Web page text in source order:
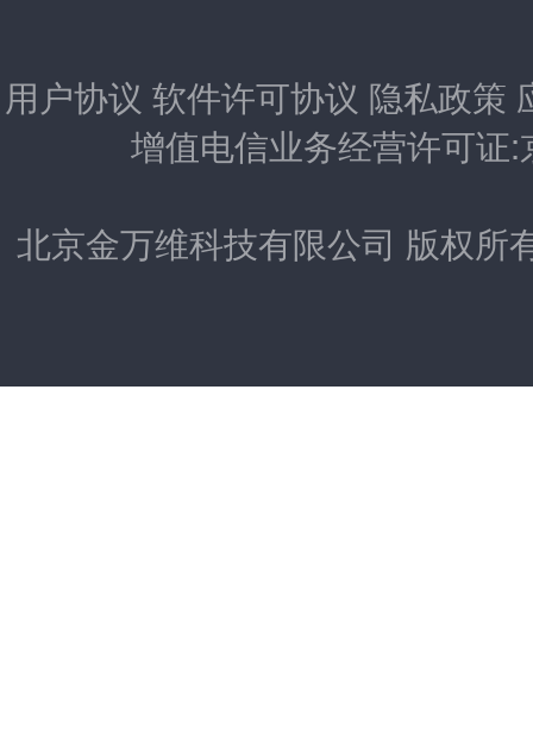
用户协议 软件许可协议 隐私政策
增值电信业务经营许可证
北京金万维科技有限公司 版权